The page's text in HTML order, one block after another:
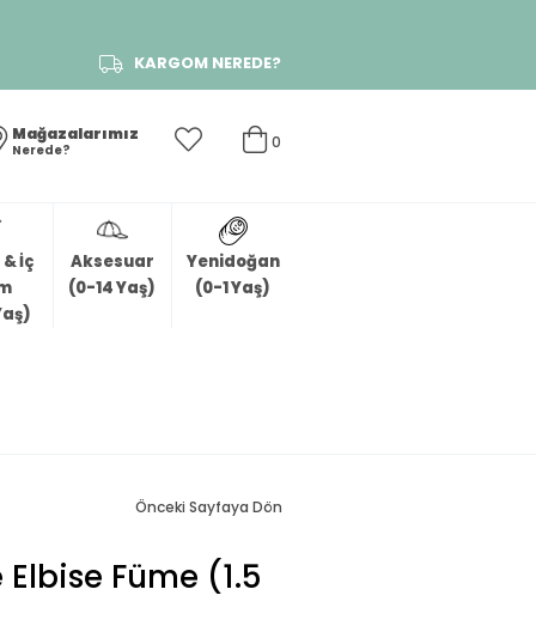
KARGOM NEREDE?
0
Mağazalarımız
Nerede?
İç
Aksesuar
(0-14 Yaş)
Yenidoğan
(0-1 Yaş)
Önceki Sayfaya Dön
Füme (1.5